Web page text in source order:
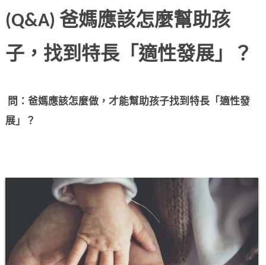
(Q&A) 爸媽應該怎麼幫助孩
子，找到特長「適性發展」？
問：爸媽應該怎麼做，才能幫助孩子找到特長「適性發
展」？